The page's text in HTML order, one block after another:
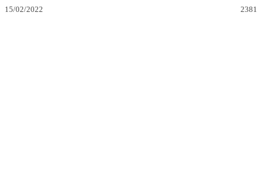
15/02/2022 2381